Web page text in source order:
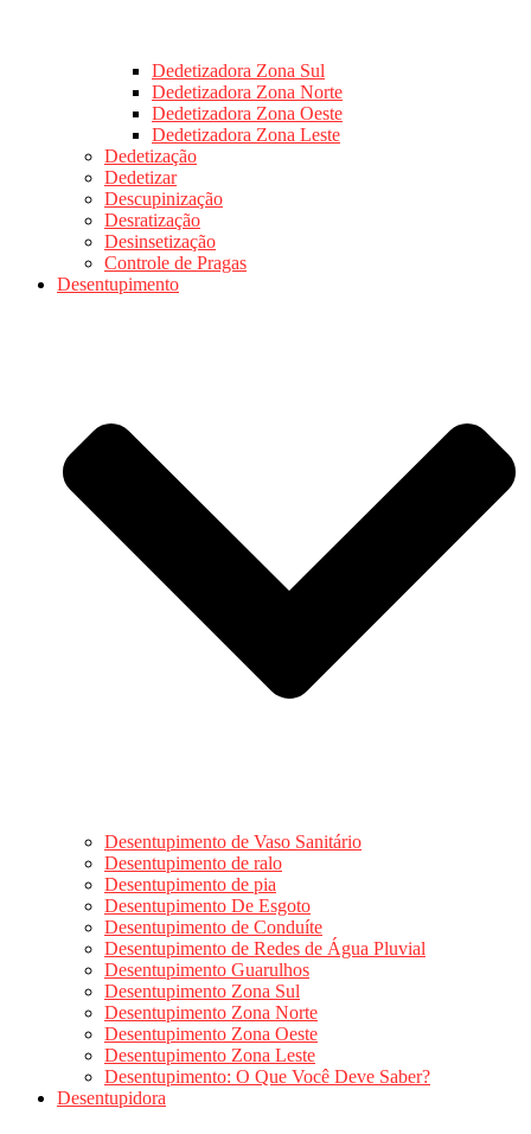
Dedetizadora Zona Sul
Dedetizadora Zona Norte
Dedetizadora Zona Oeste
Dedetizadora Zona Leste
Dedetização
Dedetizar
Descupinização
Desratização
Desinsetização
Controle de Pragas
Desentupimento
Desentupimento de Vaso Sanitário
Desentupimento de ralo
Desentupimento de pia
Desentupimento De Esgoto
Desentupimento de Conduíte
Desentupimento de Redes de Água Pluvial
Desentupimento Guarulhos
Desentupimento Zona Sul
Desentupimento Zona Norte
Desentupimento Zona Oeste
Desentupimento Zona Leste
Desentupimento: O Que Você Deve Saber?
Desentupidora